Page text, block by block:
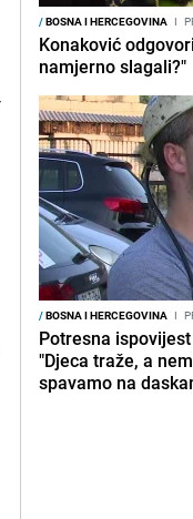
/BOSNA I HERCEGOVINA I
Konaković
namjerno slagali?"
/BOSNA I HERCEGOVINA I
Potresna
"Djeca traže, a
spavamo na